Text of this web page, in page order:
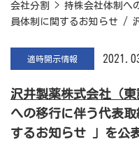
会社分割
> 持株会社体制へ
員体制に関するお知らせ /
適時開示情報
沢井製薬株式会社（東
への移行に伴う代表
するお知らせ 」
を公